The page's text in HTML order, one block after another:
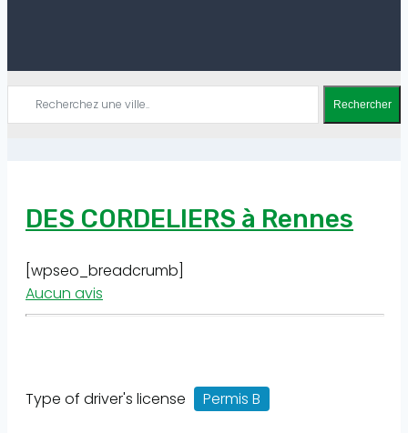
Rechercher
DES CORDELIERS à Rennes
[wpseo_breadcrumb]
Aucun avis
Type of driver's license
Permis B